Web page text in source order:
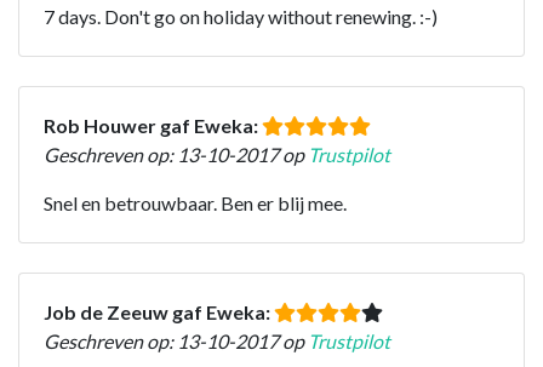
7 days. Don't go on holiday without renewing. :-)
Rob Houwer gaf Eweka:
Geschreven op: 13-10-2017 op Trustpilot
Snel en betrouwbaar. Ben er blij mee.
Job de Zeeuw gaf Eweka:
Geschreven op: 13-10-2017 op Trustpilot